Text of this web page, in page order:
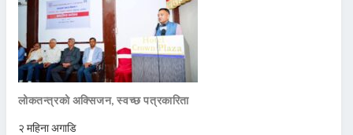
लोकतन्त्रको अक्सिजन, स्वच्छ पत्रकारिता
२ महिना अगाडि